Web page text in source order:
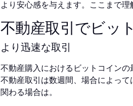
より安心感を与えます。ここまで理
不動産取引でビッ
より迅速な取引
不動産購入におけるビットコイン
不動産取引は数週間、場合によっ
関わる場合は。